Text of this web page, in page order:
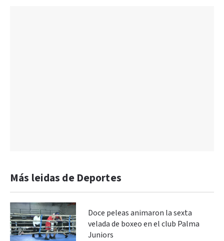
Más leidas de Deportes
Doce peleas animaron la sexta
velada de boxeo en el club Palma
Juniors